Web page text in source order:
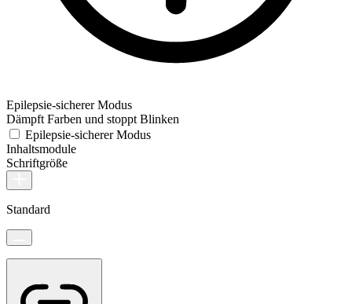
Epilepsie-sicherer Modus
Dämpft Farben und stoppt Blinken
Epilepsie-sicherer Modus
Inhaltsmodule
Schriftgröße
Standard